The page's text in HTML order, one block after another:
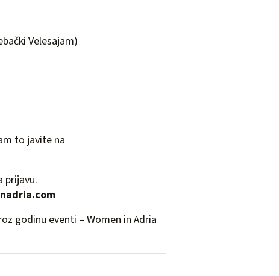
Velesajam)
to javite na
prijavu.
godinu eventi – Women in Adria